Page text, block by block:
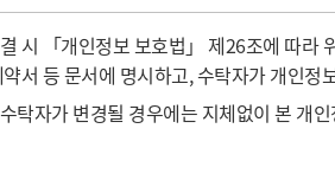
시 「개인정보 보호법」 제26조에 따라
서 등 문서에 명시하고, 수탁자가 개인
탁자가 변경될 경우에는 지체없이 본 개